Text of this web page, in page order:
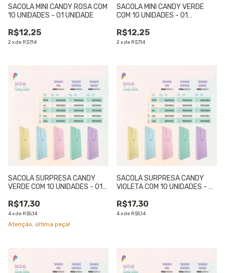
SACOLA MINI CANDY ROSA COM
10 UNIDADES - 01 UNIDADE
R$12,25
2xde R$7,14
SACOLA MINI CANDY VERDE
COM 10 UNIDADES - 01
R$12,25
2xde R$7,14
SACOLA SURPRESA CANDY
VERDE COM 10 UNIDADES - 01
R$17,30
4xde R$5,14
Atenção, última peça!
SACOLA SURPRESA CANDY
VIOLETA COM 10 UNIDADES - 01
R$17,30
4xde R$5,14